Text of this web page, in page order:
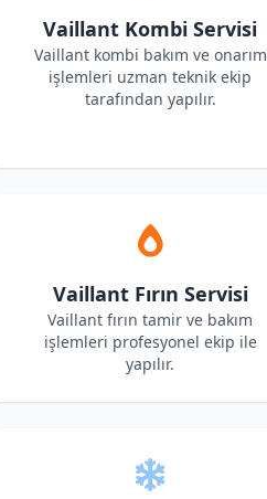
Vaillant Kombi Servisi
Vaillant kombi bakım ve onarım
işlemleri uzman teknik ekip
tarafından yapılır.
Vaillant Fırın Servisi
Vaillant fırın tamir ve bakım
işlemleri profesyonel ekip ile
yapılır.